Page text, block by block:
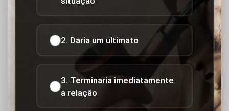
2. Daria um ultimato
3. Terminaria imediatamente
a relação